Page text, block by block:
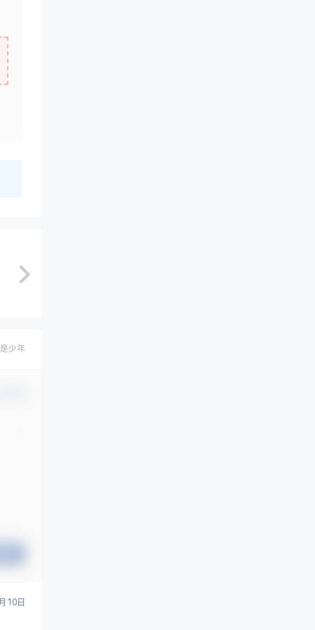
少年
10日